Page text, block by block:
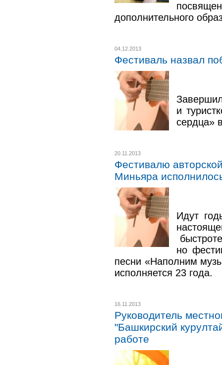
дополнительного
04.12.2013
Фестиваль назвал
и
сердца»
20.11.2013
Фестивалю
Миньяра
Идут
но
песни «Наполним
исполняется 23 года.
16.11.2013
Руководитель
"Башкирский
работе